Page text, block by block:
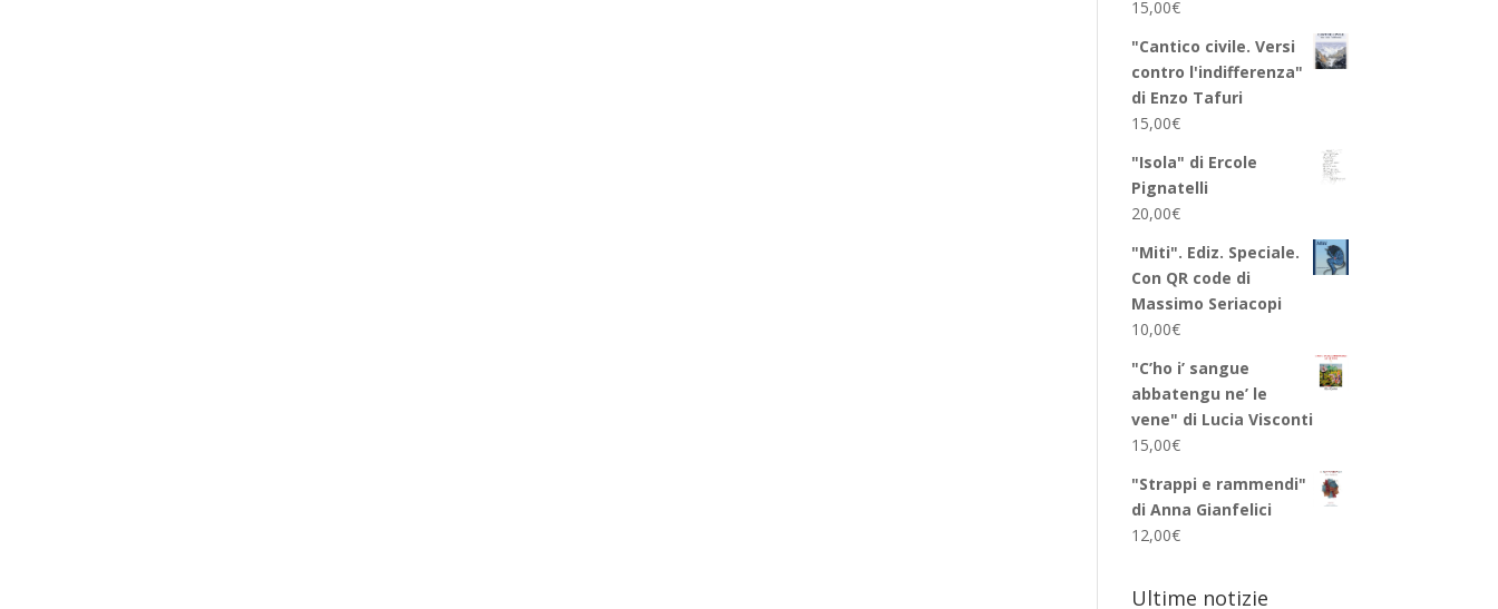
15,00€
"Cantico civile. Versi
contro l'indifferenza"
di Enzo Tafuri
15,00€
"Isola" di Ercole
Pignatelli
20,00€
"Miti". Ediz. Speciale.
Con QR code di
Massimo Seriacopi
10,00€
"C’ho i’ sangue
abbatengu ne’ le
vene" di Lucia Visconti
15,00€
"Strappi e rammendi"
di Anna Gianfelici
12,00€
Ultime notizie